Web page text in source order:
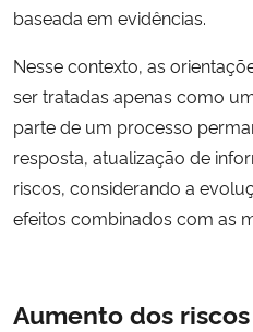
baseada em evidências.
Nesse contexto, as
ser tratadas apenas como
parte de um processo
resposta, atualização de
riscos, considerando a
efeitos combinados com as
Aumento dos riscos